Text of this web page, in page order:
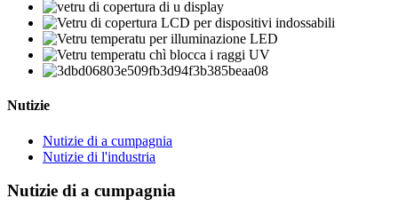
Nutizie
Nutizie di a cumpagnia
Nutizie di l'industria
Nutizie di a cumpagnia